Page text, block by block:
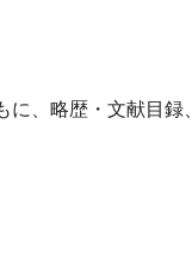
、略歴・文献目録